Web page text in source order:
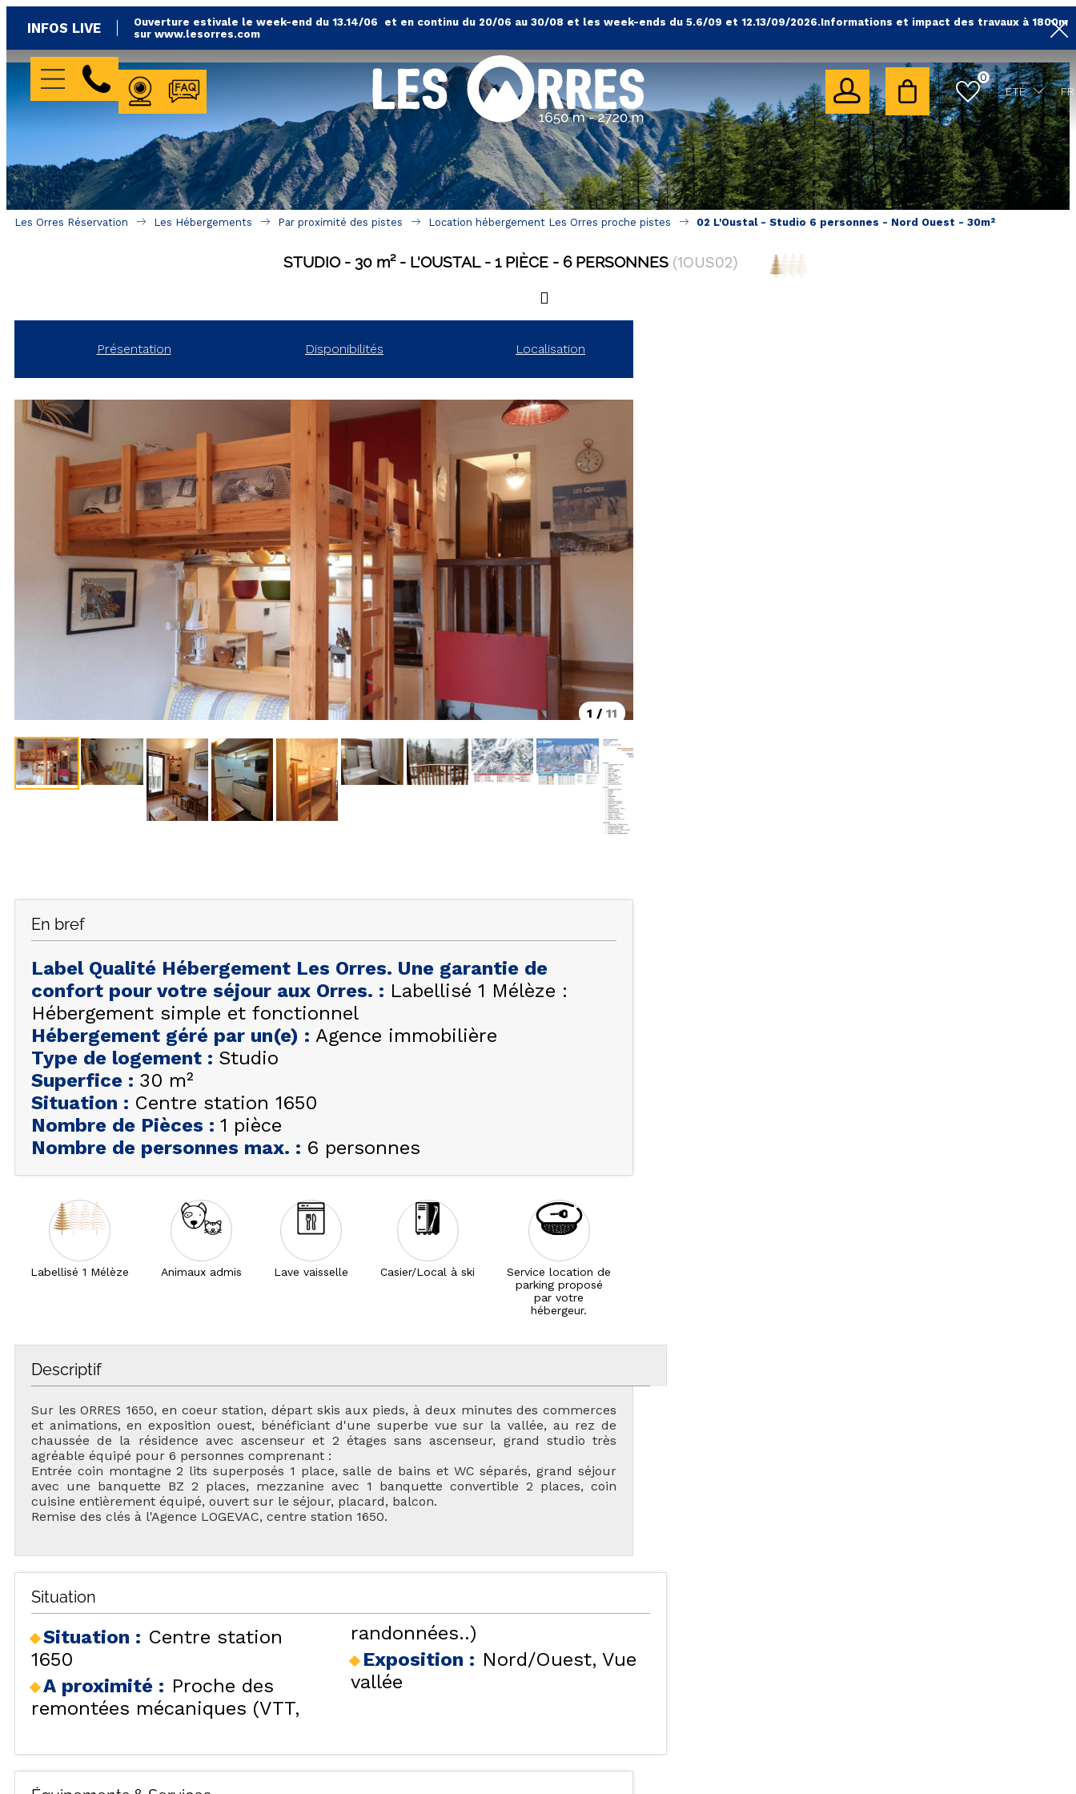
INFOS LIVE
Ouverture estivale le week-end du 13.14/06 et en continu du 20/06 au 30/08 et les week-ends du 5.6/09 et 12.13/09/2026.Informations et impact des travaux à 1800m
sur www.lesorres.com
WEBCAMS
FAQ
0
ÉTÉ
FR
Les Orres Réservation Les Hébergements Par proximité des pistes Location hébergement Les Orres proche pistes 02 L'Oustal - Studio 6 personnes - Nord Ouest - 30m²
STUDIO 30 m² L'OUSTAL 1 PIÈCE 6 PERSONNES (1OUS02)
Présentation Disponibilités Localisation
1 / 11
En bref
Label Qualité Hébergement Les Orres. Une garantie de
confort pour votre séjour aux Orres. : Labellisé 1 Mélèze :
Hébergement simple et fonctionnel
Hébergement géré par un(e) : Agence immobilière
Type de logement : Studio
Superfice : 30 m²
Situation : Centre station 1650
Nombre de Pièces : 1 pièce
Nombre de personnes max. : 6 personnes
Labellisé 1 Mélèze Animaux admis Lave vaisselle Casier/Local à ski
Service location de
parking proposé
par votre
hébergeur.
Descriptif
Sur les ORRES 1650, en coeur station, départ skis aux pieds, à deux minutes des commerces
et animations, en exposition ouest, bénéficiant d'une superbe vue sur la vallée, au rez de
chaussée de la résidence avec ascenseur et 2 étages sans ascenseur, grand studio très
agréable équipé pour 6 personnes comprenant :
Entrée coin montagne 2 lits superposés 1 place, salle de bains et WC séparés, grand séjour
avec une banquette BZ 2 places, mezzanine avec 1 banquette convertible 2 places, coin
cuisine entièrement équipé, ouvert sur le séjour, placard, balcon.
Remise des clés à l'Agence LOGEVAC, centre station 1650.
Situation
Situation : Centre station
1650
A proximité : Proche des
remontées mécaniques (VTT,
randonnées..)
Exposition : Nord/Ouest Vue
vallée